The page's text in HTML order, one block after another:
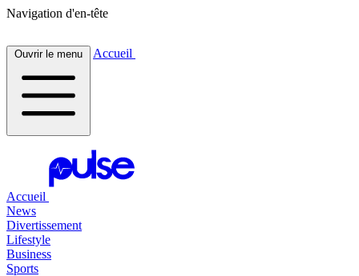
Navigation d'en-tête
Ouvrir le menu Accueil
Accueil
News
Divertissement
Lifestyle
Business
Sports